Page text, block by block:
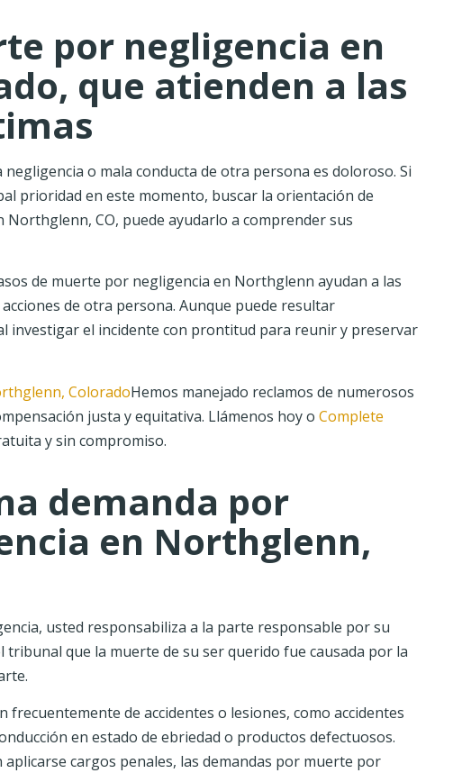
por negligencia en
que atienden a las
o mala conducta de otra persona es doloroso. Si
prioridad en este momento, buscar la orientación de
CO, puede ayudarlo a comprender sus
de muerte por negligencia en Northglenn ayudan a las
de otra persona. Aunque puede resultar
investigar el incidente con prontitud para reunir y preservar
ColoradoHemos manejado reclamos de numerosos
justa y equitativa. Llámenos hoy o Complete
y sin compromiso.
demanda por
en Northglenn,
usted responsabiliza a la parte responsable por su
que la muerte de su ser querido fue causada por la
de accidentes o lesiones, como accidentes
en estado de ebriedad o productos defectuosos.
cargos penales, las demandas por muerte por